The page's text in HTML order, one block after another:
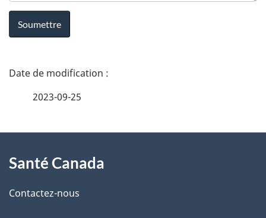
é
a
a
d
D
i
l
2023-09-25
propos
de
Santé Canada
Contactez-nous